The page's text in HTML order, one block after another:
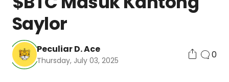
Saylor
Peculiar D. Ace
Thursday, July 03, 2025
0